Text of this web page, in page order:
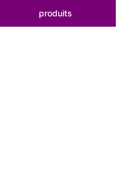
produits